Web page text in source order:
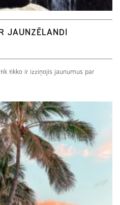
JAUNZĒLANDI
tikko ir izziņojis jaunumus par